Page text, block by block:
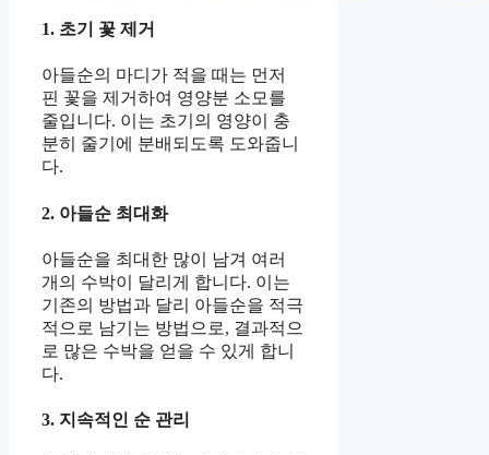
1. 초기 꽃 제거
아들순의 마디가 적을 때는 먼저
핀 꽃을 제거하여 영양분 소모를
줄입니다. 이는 초기의 영양이 충
분히 줄기에 분배되도록 도와줍니
다.
2. 아들순 최대화
아들순을 최대한 많이 남겨 여러
개의 수박이 달리게 합니다. 이는
기존의 방법과 달리 아들순을 적극
적으로 남기는 방법으로, 결과적으
로 많은 수박을 얻을 수 있게 합니
다.
3. 지속적인 순 관리